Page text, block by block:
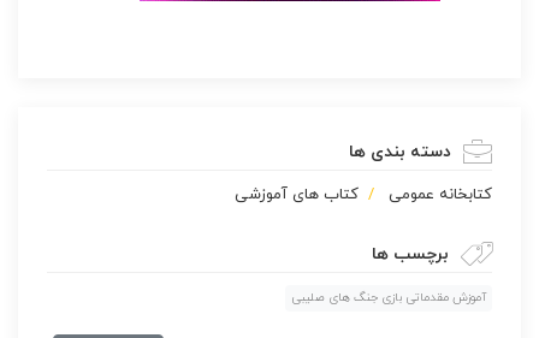
دسته بندی ها
كتابخانه عمومی کتاب های آموزشی
برچسب ها
آموزش مقدماتی بازی جنگ های صلیبی